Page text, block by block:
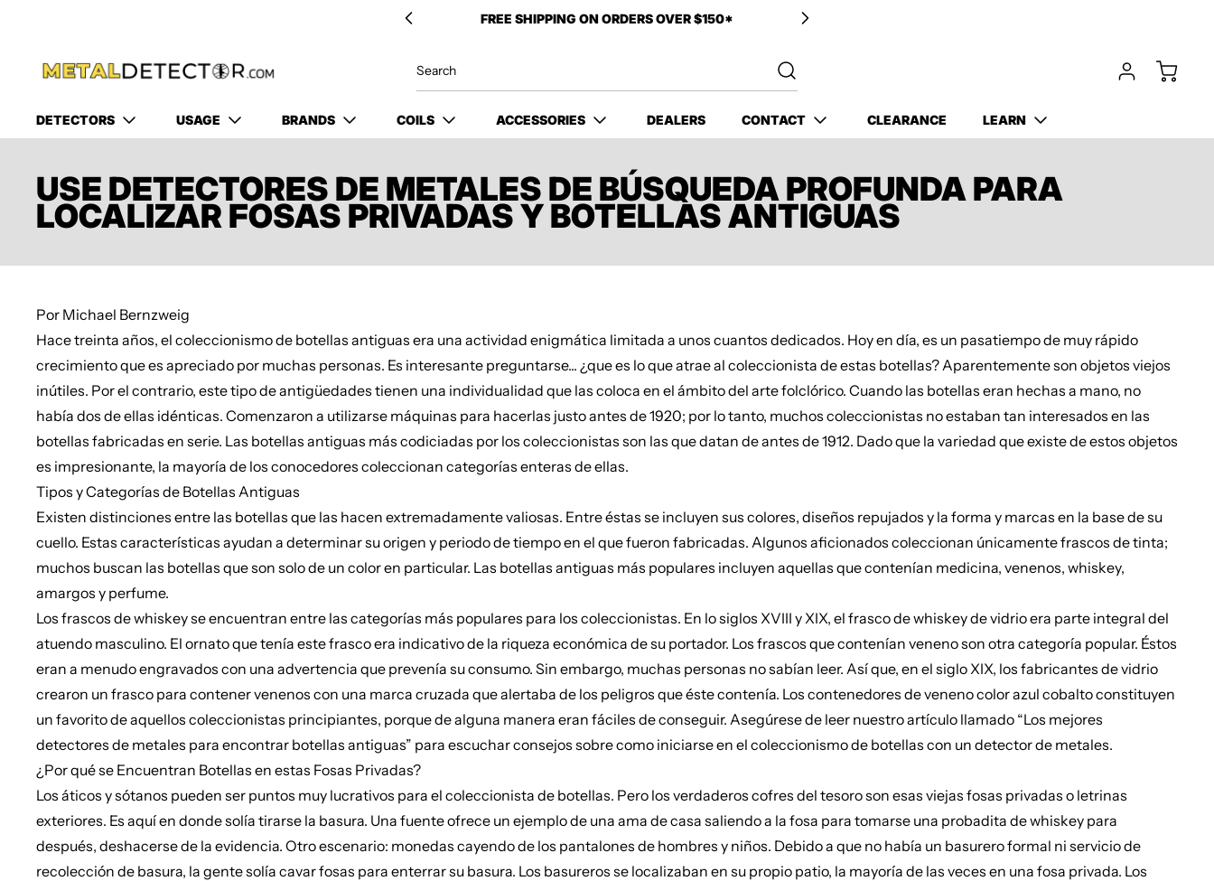
FREE SHIPPING ON ORDERS OVER $150*
DETECTORS USAGE BRANDS COILS ACCESSORIES DEALERS CONTACT CLEARANCE LEARN
USE DETECTORES DE METALES DE BÚSQUEDA PROFUNDA PARA
LOCALIZAR FOSAS PRIVADAS Y BOTELLAS ANTIGUAS
Por Michael Bernzweig
Hace treinta años, el coleccionismo de botellas antiguas era una actividad enigmática limitada a unos cuantos dedicados. Hoy en día, es un pasatiempo de muy rápido
crecimiento que es apreciado por muchas personas. Es interesante preguntarse... ¿que es lo que atrae al coleccionista de estas botellas? Aparentemente son objetos viejos
inútiles. Por el contrario, este tipo de antigüedades tienen una individualidad que las coloca en el ámbito del arte folclórico. Cuando las botellas eran hechas a mano, no
había dos de ellas idénticas. Comenzaron a utilizarse máquinas para hacerlas justo antes de 1920; por lo tanto, muchos coleccionistas no estaban tan interesados en las
botellas fabricadas en serie. Las botellas antiguas más codiciadas por los coleccionistas son las que datan de antes de 1912. Dado que la variedad que existe de estos objetos
es impresionante, la mayoría de los conocedores coleccionan categorías enteras de ellas.
Tipos y Categorías de Botellas Antiguas
Existen distinciones entre las botellas que las hacen extremadamente valiosas. Entre éstas se incluyen sus colores, diseños repujados y la forma y marcas en la base de su
cuello. Estas características ayudan a determinar su origen y periodo de tiempo en el que fueron fabricadas. Algunos aficionados coleccionan únicamente frascos de tinta;
muchos buscan las botellas que son solo de un color en particular. Las botellas antiguas más populares incluyen aquellas que contenían medicina, venenos, whiskey,
amargos y perfume.
Los frascos de whiskey se encuentran entre las categorías más populares para los coleccionistas. En lo siglos XVIII y XIX, el frasco de whiskey de vidrio era parte integral del
atuendo masculino. El ornato que tenía este frasco era indicativo de la riqueza económica de su portador. Los frascos que contenían veneno son otra categoría popular. Éstos
eran a menudo engravados con una advertencia que prevenía su consumo. Sin embargo, muchas personas no sabían leer. Así que, en el siglo XIX, los fabricantes de vidrio
crearon un frasco para contener venenos con una marca cruzada que alertaba de los peligros que éste contenía. Los contenedores de veneno color azul cobalto constituyen
un favorito de aquellos coleccionistas principiantes, porque de alguna manera eran fáciles de conseguir. Asegúrese de leer nuestro artículo llamado “Los mejores
detectores de metales para encontrar botellas antiguas” para escuchar consejos sobre como iniciarse en el coleccionismo de botellas con un detector de metales.
¿Por qué se Encuentran Botellas en estas Fosas Privadas?
Los áticos y sótanos pueden ser puntos muy lucrativos para el coleccionista de botellas. Pero los verdaderos cofres del tesoro son esas viejas fosas privadas o letrinas
exteriores. Es aquí en donde solía tirarse la basura. Una fuente ofrece un ejemplo de una ama de casa saliendo a la fosa para tomarse una probadita de whiskey para
después, deshacerse de la evidencia. Otro escenario: monedas cayendo de los pantalones de hombres y niños. Debido a que no había un basurero formal ni servicio de
recolección de basura, la gente solía cavar fosas para enterrar su basura. Los basureros se localizaban en su propio patio, la mayoría de las veces en una fosa privada. Los